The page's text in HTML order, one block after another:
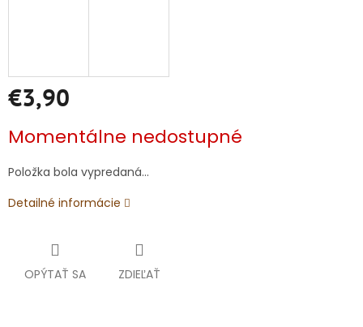
€3,90
cena:
Momentálne nedostupné
Položka bola vypredaná…
Detailné informácie
OPÝTAŤ SA ZDIEĽAŤ